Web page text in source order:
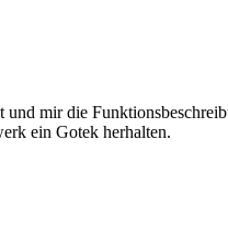
mir die
ein Gotek herhalten.